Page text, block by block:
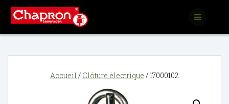
Accueil / Clôture électrique / 17000102